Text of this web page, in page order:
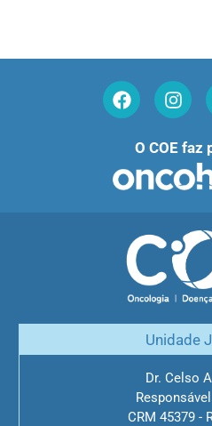
O COE faz
Unidade
Dr. Celso
CRM 45379 -